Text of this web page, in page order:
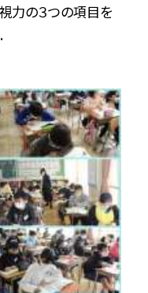
視力の３つの項目を